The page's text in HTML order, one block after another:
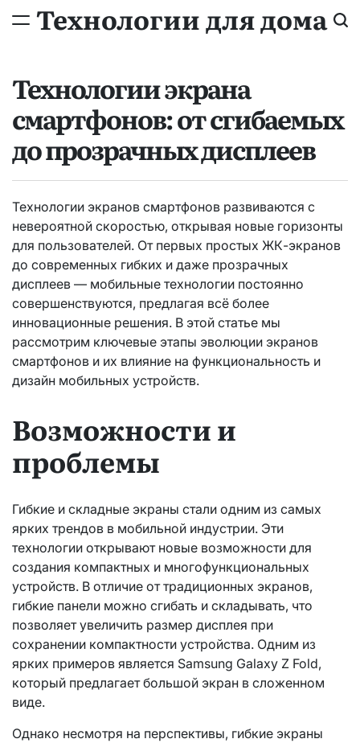
Технологии для дома
Технологии экрана
смартфонов: от сгибаемых
до прозрачных дисплеев
Технологии экранов смартфонов развиваются с
невероятной скоростью, открывая новые горизонты
для пользователей. От первых простых ЖК-экранов
до современных гибких и даже прозрачных
дисплеев — мобильные технологии постоянно
совершенствуются, предлагая всё более
инновационные решения. В этой статье мы
рассмотрим ключевые этапы эволюции экранов
смартфонов и их влияние на функциональность и
дизайн мобильных устройств.
Возможности и
проблемы
Гибкие и складные экраны стали одним из самых
ярких трендов в мобильной индустрии. Эти
технологии открывают новые возможности для
создания компактных и многофункциональных
устройств. В отличие от традиционных экранов,
гибкие панели можно сгибать и складывать, что
позволяет увеличить размер дисплея при
сохранении компактности устройства. Одним из
ярких примеров является Samsung Galaxy Z Fold,
который предлагает большой экран в сложенном
виде.
Однако несмотря на перспективы, гибкие экраны